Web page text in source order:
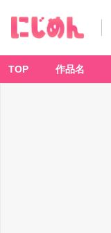
TOP 作品名